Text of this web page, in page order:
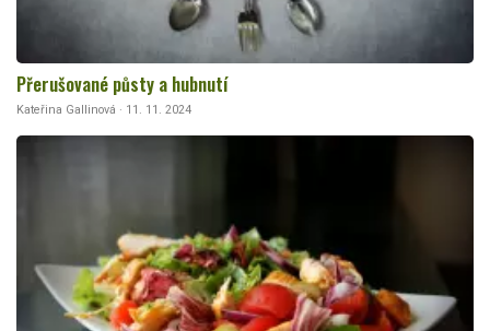
Přerušované půsty a hubnutí
Kateřina Gallinová · 11. 11. 2024